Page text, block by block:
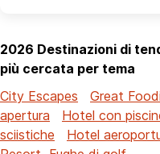
2026 Destinazioni di
più cercata per tema
City Escapes
Great
apertura
Hotel con
sciistiche
Hotel